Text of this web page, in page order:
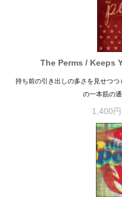
The Perms / Keeps
持ち前の引き出しの多さを見せつ
の一本筋の
1,400